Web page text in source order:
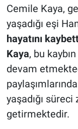
Cemile Kaya,
yaşadığı eşi
hayatını
Kaya, bu
devam
yaşadığı
getirmektedir.